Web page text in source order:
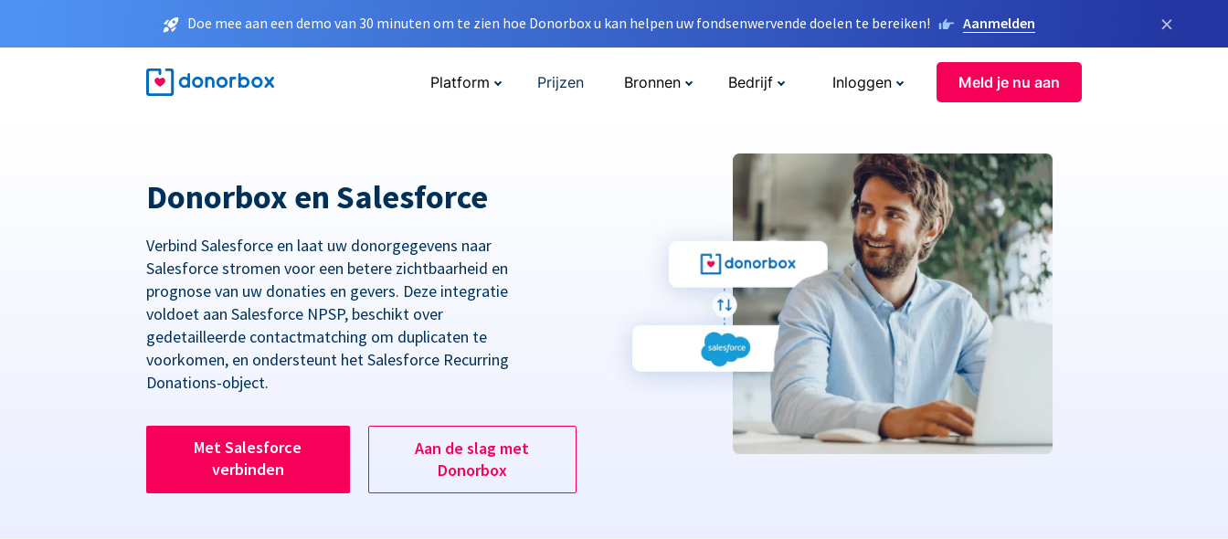
Doe mee aan een demo van 30 minuten om te zien hoe Donorbox u kan helpen uw fondsenwervende doelen te bereiken! Aanmelden ×
Platform Prijzen Bronnen Bedrijf Inloggen Meld je nu aan
Donorbox en Salesforce
Verbind Salesforce en laat uw donorgegevens naar
Salesforce stromen voor een betere zichtbaarheid en
prognose van uw donaties en gevers. Deze integratie
voldoet aan Salesforce NPSP, beschikt over
gedetailleerde contactmatching om duplicaten te
voorkomen, en ondersteunt het Salesforce Recurring
Donations-object.
Met Salesforce
verbinden
Aan de slag met
Donorbox